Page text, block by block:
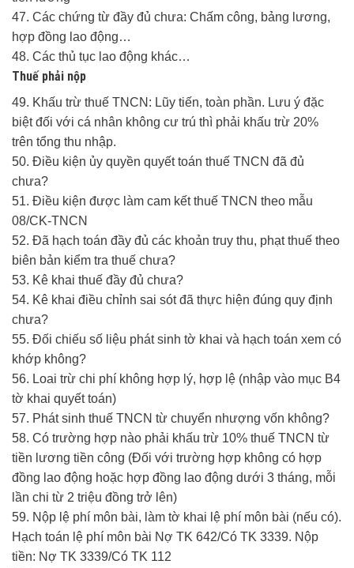
47. Các chứng từ đầy đủ chưa: Chấm công, bảng lương,
hợp đồng lao động…
48. Các thủ tục lao động khác…
Thuế phải nộp
49. Khấu trừ thuế TNCN: Lũy tiến, toàn phần. Lưu ý đặc
biệt đối với cá nhân không cư trú thì phải khấu trừ 20%
trên tổng thu nhập.
50. Điều kiện ủy quyền quyết toán thuế TNCN đã đủ
chưa?
51. Điều kiện được làm cam kết thuế TNCN theo mẫu
08/CK-TNCN
52. Đã hạch toán đầy đủ các khoản truy thu, phạt thuế theo
biên bản kiểm tra thuế chưa?
53. Kê khai thuế đầy đủ chưa?
54. Kê khai điều chỉnh sai sót đã thực hiện đúng quy định
chưa?
55. Đối chiếu số liệu phát sinh tờ khai và hạch toán xem có
khớp không?
56. Loai trừ chi phí không hợp lý, hợp lệ (nhập vào mục B4
tờ khai quyết toán)
57. Phát sinh thuế TNCN từ chuyển nhượng vốn không?
58. Có trường hợp nào phải khấu trừ 10% thuế TNCN từ
tiền lương tiền công (Đối với trường hợp không có hợp
đồng lao động hoặc hợp đồng lao động dưới 3 tháng, mỗi
lần chi từ 2 triệu đồng trở lên)
59. Nộp lệ phí môn bài, làm tờ khai lệ phí môn bài (nếu có).
Hạch toán lệ phí môn bài Nợ TK 642/Có TK 3339. Nộp
tiền: Nợ TK 3339/Có TK 112